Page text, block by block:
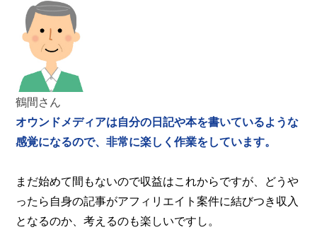
鶴間さん
オウンドメディアは自分の日記や本を書いているような
感覚になるので、非常に楽しく作業をしています。
まだ始めて間もないので収益はこれからですが、どうや
ったら自身の記事がアフィリエイト案件に結びつき収入
となるのか、考えるのも楽しいですし。